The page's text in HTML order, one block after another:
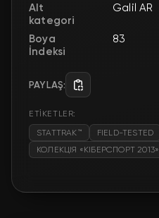
Alt
kategori
Galil AR
Boya
İndeksi
83
PAYLAŞ:
ETİKETLER:
STATTRAK™
FIELD-TESTED
КОЛЕКЦІЯ «КІБЕРСПОРТ 2013»